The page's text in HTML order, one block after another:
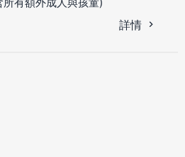
詳情